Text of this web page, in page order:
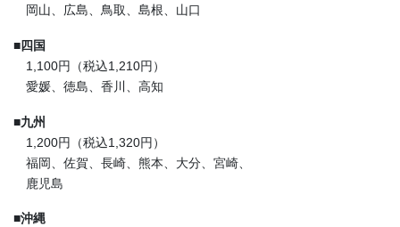
岡山、広島、鳥取、島根、山口
■四国
1,100円（税込1,210円）
愛媛、徳島、香川、高知
■九州
1,200円（税込1,320円）
福岡、佐賀、長崎、熊本、大分、宮崎、
鹿児島
■沖縄